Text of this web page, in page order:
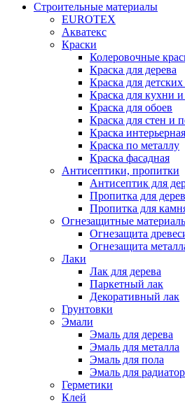
Строительные материалы
EUROTEX
Акватекс
Краски
Колеровочные
Краска для дерева
Краска для
Краска для кухни
Краска для обоев
Краска для стен и
Краска интерьерная
Краска по металлу
Краска фасадная
Антисептики, пропитки
Антисептик для
Пропитка для
Пропитка для
Огнезащитные
Огнезащита
Огнезащита
Лаки
Лак для дерева
Паркетный лак
Декоративный лак
Грунтовки
Эмали
Эмаль для дерева
Эмаль для металла
Эмаль для пола
Эмаль для
Герметики
Клей